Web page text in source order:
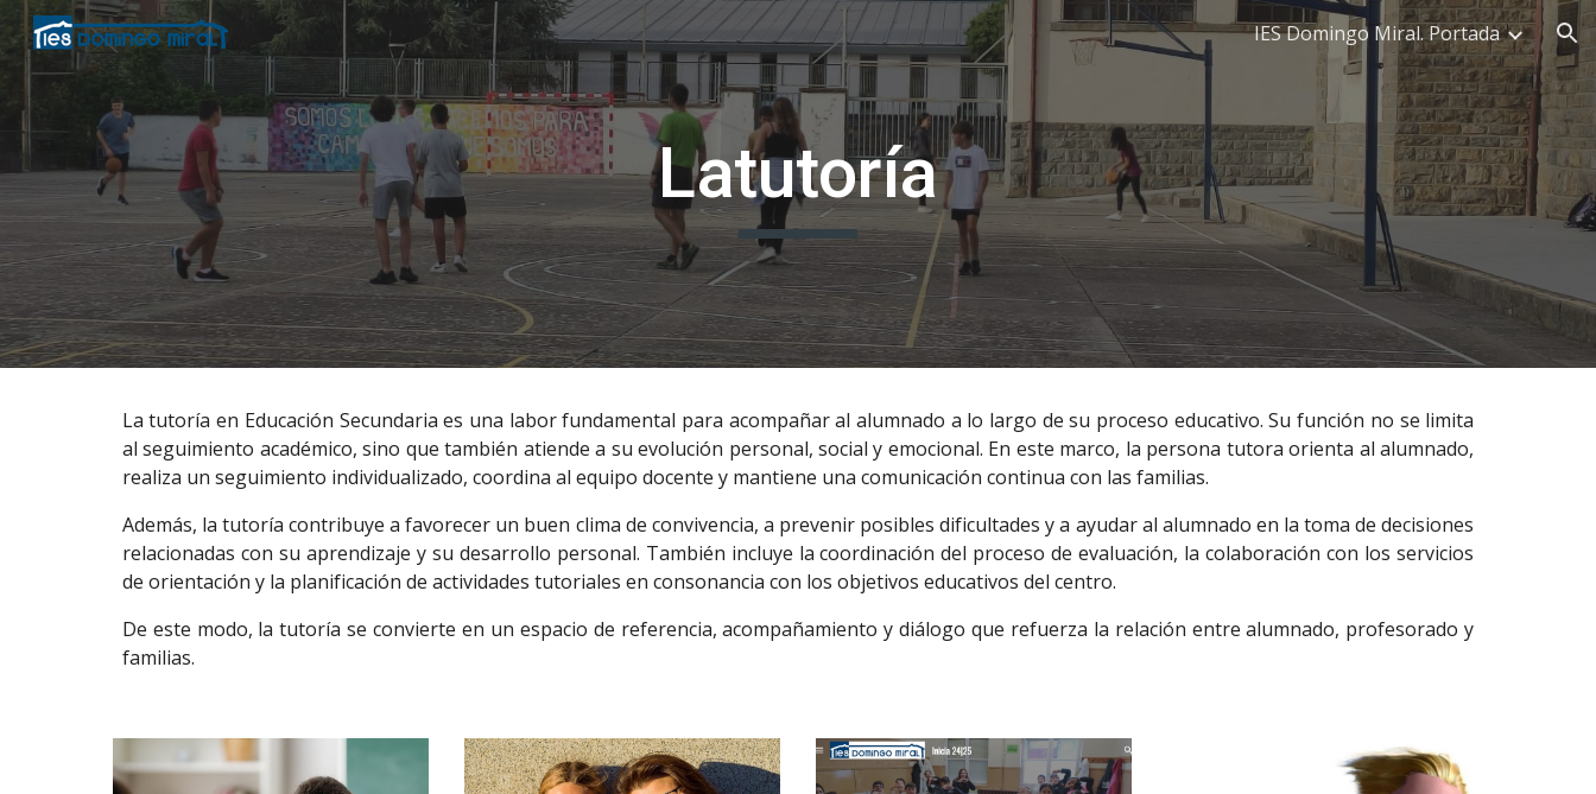
Skip to main content Skip to navigation IES Domingo Miral. Portada
Latutoría
La tutoría en Educación Secundaria es una labor fundamental para acompañar al alumnado a lo largo de su proceso educativo. Su función no se limita
al seguimiento académico, sino que también atiende a su evolución personal, social y emocional. En este marco, la persona tutora orienta al alumnado,
realiza un seguimiento individualizado, coordina al equipo docente y mantiene una comunicación continua con las familias.
Además, la tutoría contribuye a favorecer un buen clima de convivencia, a prevenir posibles dificultades y a ayudar al alumnado en la toma de decisiones
relacionadas con su aprendizaje y su desarrollo personal. También incluye la coordinación del proceso de evaluación, la colaboración con los servicios
de orientación y la planificación de actividades tutoriales en consonancia con los objetivos educativos del centro.
De este modo, la tutoría se convierte en un espacio de referencia, acompañamiento y diálogo que refuerza la relación entre alumnado, profesorado y
familias.